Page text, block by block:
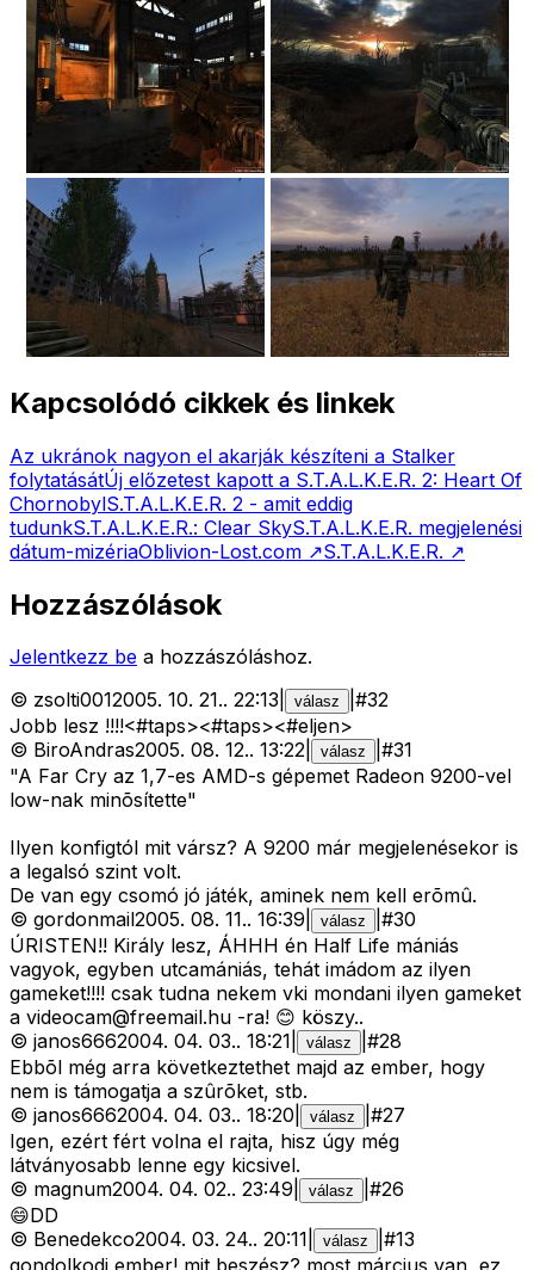
Kapcsolódó cikkek és linkek
Az ukránok nagyon el akarják készíteni a Stalker
folytatásátÚj előzetest kapott a S.T.A.L.K.E.R. 2: Heart Of
ChornobylS.T.A.L.K.E.R. 2 - amit eddig
tudunkS.T.A.L.K.E.R.: Clear SkyS.T.A.L.K.E.R. megjelenési
dátum-mizériaOblivion-Lost.com ↗S.T.A.L.K.E.R. ↗
Hozzászólások
Jelentkezz be a hozzászóláshoz.
© zsolti0012005. 10. 21.. 22:13 válasz #32
Jobb lesz !!!!<#taps><#taps><#eljen>
© BiroAndras2005. 08. 12.. 13:22 válasz #31
"A Far Cry az 1,7-es AMD-s gépemet Radeon 9200-vel
low-nak minõsítette"
Ilyen konfigtól mit vársz? A 9200 már megjelenésekor is
a legalsó szint volt.
De van egy csomó jó játék, aminek nem kell erõmû.
© gordonmail2005. 08. 11.. 16:39 válasz #30
ÚRISTEN!! Király lesz, ÁHHH én Half Life mániás
vagyok, egyben utcamániás, tehát imádom az ilyen
gameket!!!! csak tudna nekem vki mondani ilyen gameket
a videocam@freemail.hu -ra! 😊 köszy..
© janos6662004. 04. 03.. 18:21 válasz #28
Ebbõl még arra következtethet majd az ember, hogy
nem is támogatja a szûrõket, stb.
© janos6662004. 04. 03.. 18:20 válasz #27
Igen, ezért fért volna el rajta, hisz úgy még
látványosabb lenne egy kicsivel.
© magnum2004. 04. 02.. 23:49 válasz #26
😄DD
© Benedekco2004. 03. 24.. 20:11 válasz #13